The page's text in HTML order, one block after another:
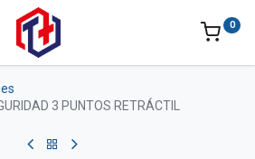
0
3 PUNTOS RETRÁCTIL